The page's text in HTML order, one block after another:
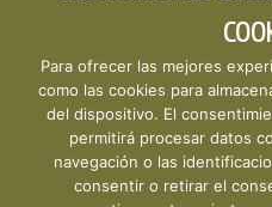
Copyright © 2026
Economía Social de
Para ofrecer las mejores
como las cookies para
del dispositivo. El
permitirá procesar datos
navegación o las
consentir o retirar el